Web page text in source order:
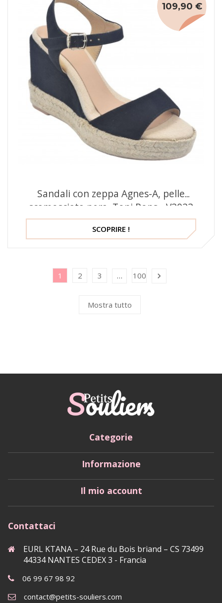
Sandali con zeppa Agnes-A, pelle
scamosciata nera, Toni Pons - V2023
109,90 €
SCOPRIRE !
1 2 3 … 100 
Mostra tutto
Categorie
Informazione
Il mio account
Contattaci
EURL KTANA – 24 Rue du Bois briand – CS 73499
44334 NANTES CEDEX 3 - Francia
06 99 67 98 92
contact@petits-souliers.com